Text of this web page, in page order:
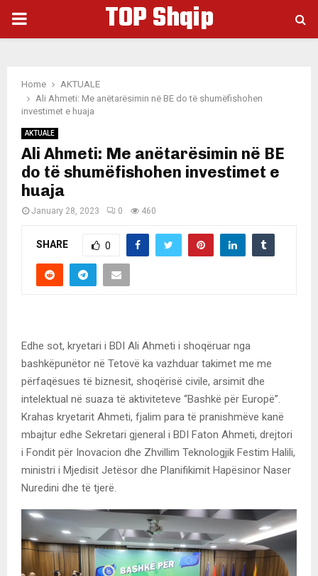
PRIMARY
TOP Shqip
Home
AKTUALE
Ali Ahmeti: Me anëtarësimin në BE do të shumëfishohen
investimet e huaja
AKTUALE
Ali Ahmeti: Me anëtarësimin në BE
do të shumëfishohen investimet e
huaja
January 28, 2023 0 460
SHARE 0
Edhe sot, kryetari i BDI Ali Ahmeti i shoqëruar nga
bashkëpunëtor në Tetovë ka vazhduar takimet me me
përfaqësues të biznesit, shoqërisë civile, arsimit dhe
intelektual në suaza të aktiviteteve “Bashkë për Europë”.
Krahas kryetarit Ahmeti, fjalim para të pranishmëve kanë
mbajtur edhe Sekretari gjeneral i BDI Faton Ahmeti, drejtori
i Fondit për Inovacion dhe Zhvillim Teknologjik Festim Halili,
ministri i Mjedisit Jetësor dhe Planifikimit Hapësinor Naser
Nuredini dhe të tjerë.